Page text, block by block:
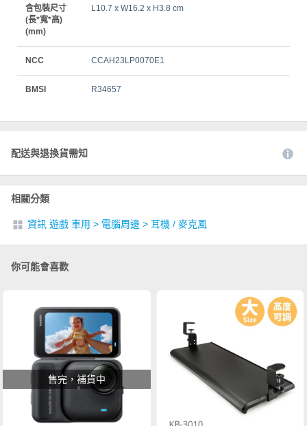
含包裝尺寸
(長*寬*高)
(mm)
L10.7 x W16.2 x H3.8 cm
NCC CCAH23LP0070E1
BMSI R34657
配送與退換貨需知
相關分類
資訊 遊戲 車用 > 電腦周邊 > 耳機 / 麥克風
你可能會喜歡
售完，補貨中